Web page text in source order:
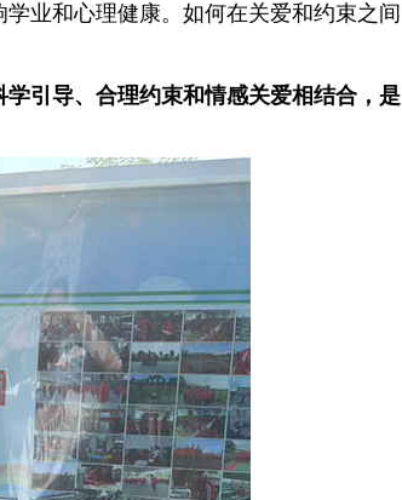
业和心理健康。如何在关爱和约束之间
学引导、合理约束和情感关爱相结合，是